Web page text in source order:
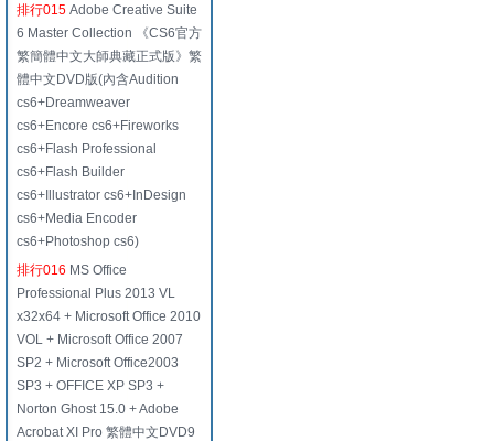
排行015 Adobe Creative Suite
6 Master Collection 《CS6官方
繁簡體中文大師典藏正式版》繁
體中文DVD版(內含Audition
cs6+Dreamweaver
cs6+Encore cs6+Fireworks
cs6+Flash Professional
cs6+Flash Builder
cs6+Illustrator cs6+InDesign
cs6+Media Encoder
cs6+Photoshop cs6)
排行016 MS Office
Professional Plus 2013 VL
x32x64 + Microsoft Office 2010
VOL + Microsoft Office 2007
SP2 + Microsoft Office2003
SP3 + OFFICE XP SP3 +
Norton Ghost 15.0 + Adobe
Acrobat XI Pro 繁體中文DVD9